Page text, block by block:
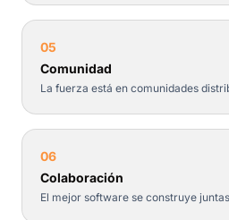
05
Comunidad
La fuerza está en comunidades
06
Colaboración
El mejor software se construye juntas